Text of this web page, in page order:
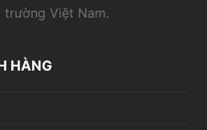
trường Việt Nam.
HÀNG